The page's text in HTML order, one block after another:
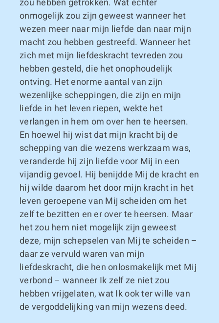
zou hebben getrokken. Wat echter
onmogelijk zou zijn geweest wanneer het
wezen meer naar mijn liefde dan naar mijn
macht zou hebben gestreefd. Wanneer het
zich met mijn liefdeskracht tevreden zou
hebben gesteld, die het onophoudelijk
ontving. Het enorme aantal van zijn
wezenlijke scheppingen, die zijn en mijn
liefde in het leven riepen, wekte het
verlangen in hem om over hen te heersen.
En hoewel hij wist dat mijn kracht bij de
schepping van die wezens werkzaam was,
veranderde hij zijn liefde voor Mij in een
vijandig gevoel. Hij benijdde Mij de kracht en
hij wilde daarom het door mijn kracht in het
leven geroepene van Mij scheiden om het
zelf te bezitten en er over te heersen. Maar
het zou hem niet mogelijk zijn geweest
deze, mijn schepselen van Mij te scheiden –
daar ze vervuld waren van mijn
liefdeskracht, die hen onlosmakelijk met Mij
verbond – wanneer Ik zelf ze niet zou
hebben vrijgelaten, wat Ik ook ter wille van
de vergoddelijking van mijn wezens deed.